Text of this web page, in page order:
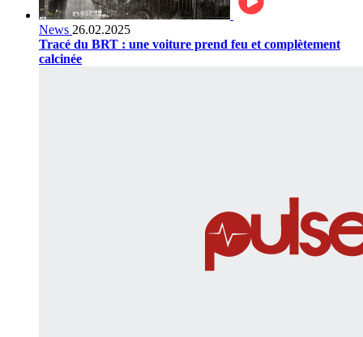
News 26.02.2025
Tracé du BRT : une voiture prend feu et complètement
calcinée